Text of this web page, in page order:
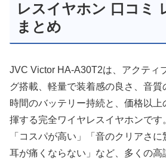
レスイヤホン 口コミ
まとめ
JVC Victor HA-A30T2は、アクティ
グ搭載、軽量で装着感の良さ、音
時間のバッテリー持続と、価格以
揮する完全ワイヤレスイヤホンです
「コスパが高い」「音のクリアさ
耳が痛くならない」など、多くの高